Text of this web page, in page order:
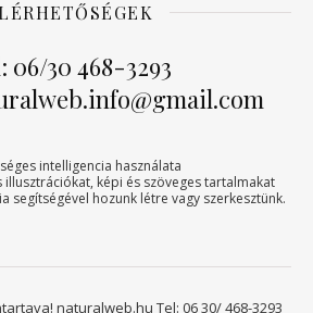
06/30 468-3293
intelligencia használata
képi és szöveges tartalmakat
segítségével hozunk létre vagy szerkesztünk.
naturalweb.hu Tel: 06 30/ 468-3293